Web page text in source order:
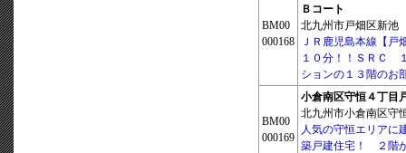
BM00
000168
Ｂコート
北九州市戸畑区新池
ＪＲ鹿児島本線【戸
１０分！！ＳＲＣ
ションの１３階のお
BM00
000169
小倉南区守恒４丁目
北九州市小倉南区守
人気の守恒エリアに
築戸建住宅！ ２階